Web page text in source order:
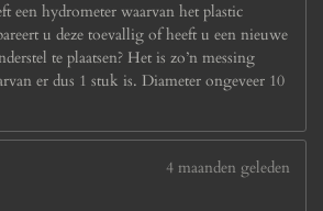
een hydrometer waarvan het plastic
u deze toevallig of heeft u een nieuwe
te plaatsen? Het is zo’n messing
er dus 1 stuk is. Diameter ongeveer 10
4 maanden geleden